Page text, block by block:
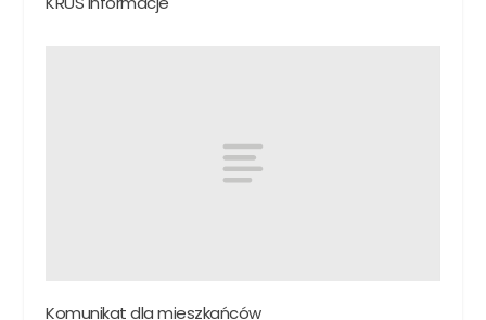
Komunikat dla mieszkańców